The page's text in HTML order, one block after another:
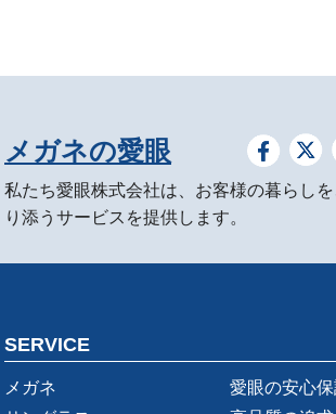
メガネの愛眼
私たち愛眼株式会社は、お客様の暮らし
り添うサービスを提供します。
SERVICE
メガネ
愛眼の安心